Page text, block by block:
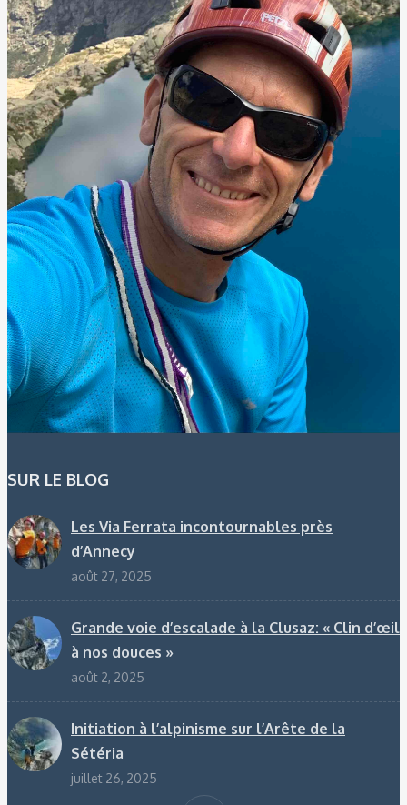
SUR LE BLOG
Les Via Ferrata incontournables près
d’Annecy
août 27, 2025
Grande voie d’escalade à la Clusaz: « Clin d’œil
à nos douces »
août 2, 2025
Initiation à l’alpinisme sur l’Arête de la
Sétéria
juillet 26, 2025